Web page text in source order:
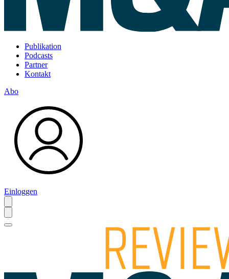
Publikation
Podcasts
Partner
Kontakt
Abo
Einloggen